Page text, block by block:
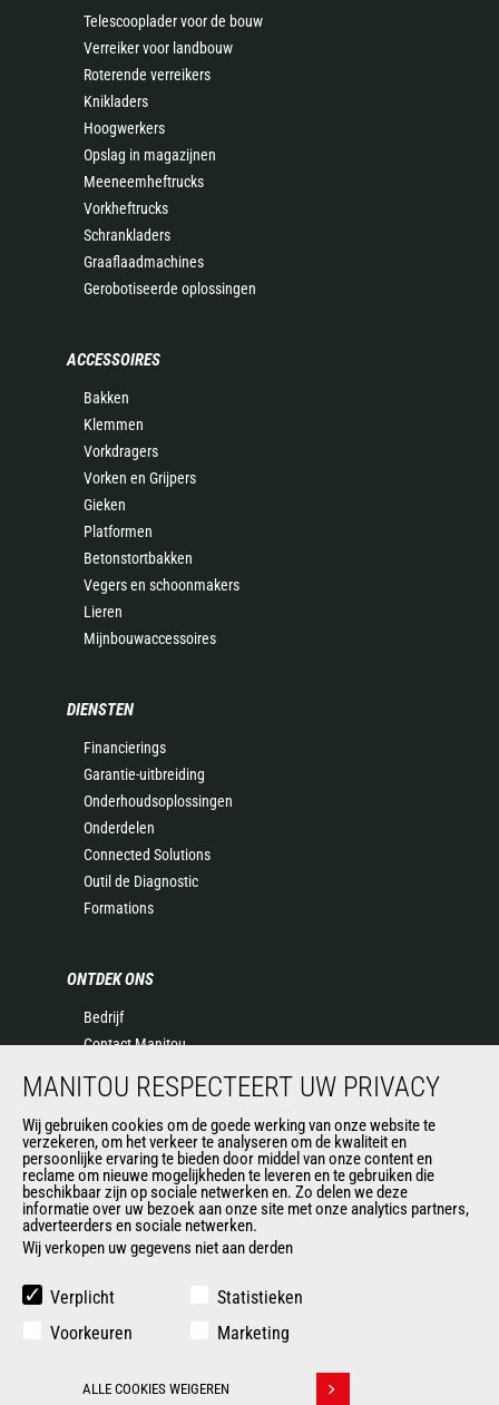
Telescooplader voor de bouw
Verreiker voor landbouw
Roterende verreikers
Knikladers
Hoogwerkers
Opslag in magazijnen
Meeneemheftrucks
Vorkheftrucks
Schrankladers
Graaflaadmachines
Gerobotiseerde oplossingen
ACCESSOIRES
Bakken
Klemmen
Vorkdragers
Vorken en Grijpers
Gieken
Platformen
Betonstortbakken
Vegers en schoonmakers
Lieren
Mijnbouwaccessoires
DIENSTEN
Financierings
Garantie-uitbreiding
Onderhoudsoplossingen
Onderdelen
Connected Solutions
Outil de Diagnostic
Formations
ONTDEK ONS
Bedrijf
Contact Manitou
Evenementen
Nieuws
Geschiedenis
General Terms and Conditions of Sale
ANDERE GROEPSSITES
Manitou Group
Used Manitou Machines
Gehl
MANITOU RESPECTEERT UW PRIVACY
Wij gebruiken cookies om de goede werking van onze website te
verzekeren, om het verkeer te analyseren om de kwaliteit en
persoonlijke ervaring te bieden door middel van onze content en
reclame om nieuwe mogelijkheden te leveren en te gebruiken die
beschikbaar zijn op sociale netwerken en. Zo delen we deze
informatie over uw bezoek aan onze site met onze analytics partners,
adverteerders en sociale netwerken.
Wij verkopen uw gegevens niet aan derden
Verplicht
Statistieken
Voorkeuren
Marketing
ALLE COOKIES WEIGEREN